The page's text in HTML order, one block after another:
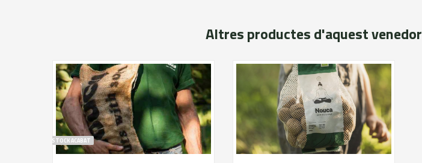
Altres productes d'aquest venedor
STOCK ACABAT